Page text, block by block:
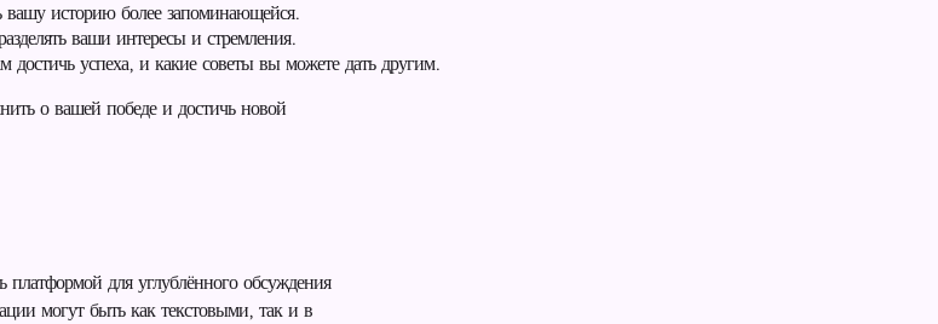
вашу историю более запоминающейся.
ваши интересы и стремления.
достичь успеха, и какие советы вы можете дать другим.
о вашей победе и достичь новой
для углублённого обсуждения
могут быть как текстовыми, так и в